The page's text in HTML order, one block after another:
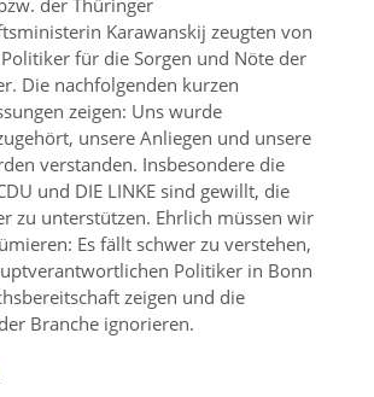
der Thüringer
Karawanskij zeugten von
für die Sorgen und Nöte der
Die nachfolgenden kurzen
zeigen: Uns wurde
unsere Anliegen und unsere
verstanden. Insbesondere die
und DIE LINKE sind gewillt, die
zu unterstützen. Ehrlich müssen wir
Es fällt schwer zu verstehen,
Politiker in Bonn
zeigen und die
Branche ignorieren.